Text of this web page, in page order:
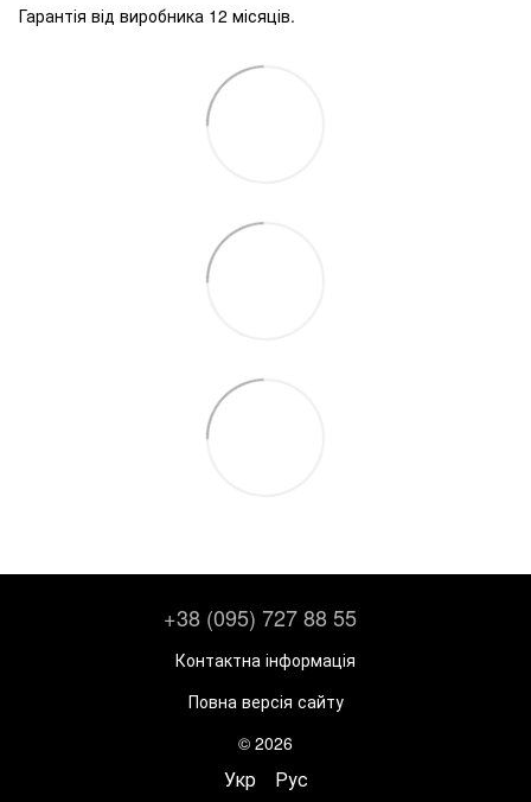
Гарантія від виробника 12 місяців.
+38 (095) 727 88 55
Контактна інформація
Повна версія сайту
© 2026
Укр Рус